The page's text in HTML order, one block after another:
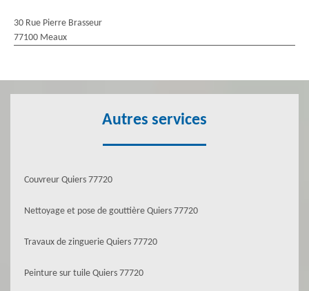
30 Rue Pierre Brasseur
77100 Meaux
Autres services
Couvreur Quiers 77720
Nettoyage et pose de gouttière Quiers 77720
Travaux de zinguerie Quiers 77720
Peinture sur tuile Quiers 77720